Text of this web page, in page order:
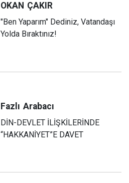
OKAN ÇAKIR
"Ben Yaparım" Dediniz, Vatandaşı
Yolda Bıraktınız!
Fazlı Arabacı
DİN-DEVLET İLİŞKİLERİNDE
“HAKKANİYET”E DAVET